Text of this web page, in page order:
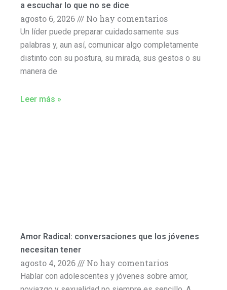
a escuchar lo que no se dice
agosto 6, 2026 No hay comentarios
Un líder puede preparar cuidadosamente sus
palabras y, aun así, comunicar algo completamente
distinto con su postura, su mirada, sus gestos o su
manera de
Leer más »
Amor Radical: conversaciones que los jóvenes
necesitan tener
agosto 4, 2026 No hay comentarios
Hablar con adolescentes y jóvenes sobre amor,